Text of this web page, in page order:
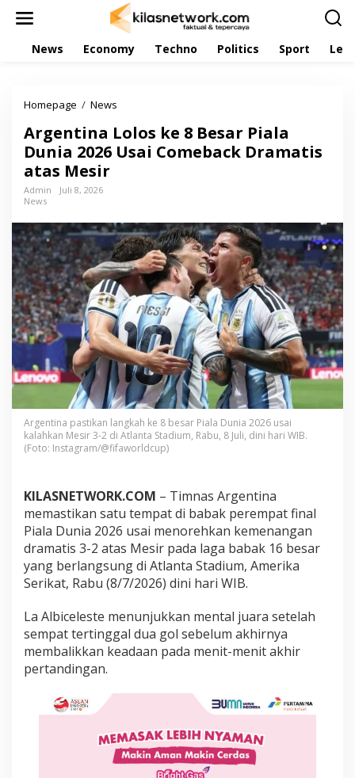
News Economy Techno Politics Sport
Homepage / News
g
e
n
L
o
l
o
s
k
e
8
B
e
s
a
r
P
a
D
u
n
i
a
2
0
2
U
s
a
i
b
a
c
Argentina Lolos ke 8 Besar Piala
Dunia 2026 Usai Comeback Dramatis
atas Mesir
Admin
Juli 8, 2026
News
Argentina pastikan langkah ke 8 besar Piala Dunia 2026 usai
kalahkan Mesir 3-2 di Atlanta Stadium, Rabu, 8 Juli, dini hari WIB.
(Foto: Instagram/@fifaworldcup)
KILASNETWORK.COM – Timnas Argentina
memastikan satu tempat di babak perempat final
Piala Dunia 2026 usai menorehkan kemenangan
dramatis 3-2 atas Mesir pada laga babak 16 besar
yang berlangsung di Atlanta Stadium, Amerika
Serikat, Rabu (8/7/2026) dini hari WIB.
La Albiceleste menunjukkan mental juara setelah
sempat tertinggal dua gol sebelum akhirnya
membalikkan keadaan pada menit-menit akhir
pertandingan.